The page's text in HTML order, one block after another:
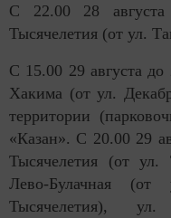
С 22.00 28
Тысячелетия (от ул.
С 15.00 29 августа до
Хакима (от ул.
территории
«Казан». С 20.00 29
Тысячелетия (от
Лево-Булачная
Тысячелетия),